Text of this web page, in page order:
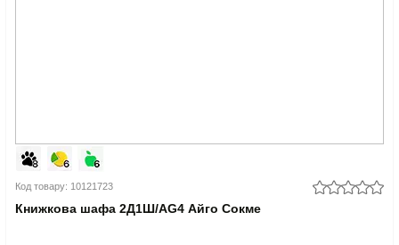
Код товару: 10121723
Книжкова шафа 2Д1Ш/AG4 Айго Сокме